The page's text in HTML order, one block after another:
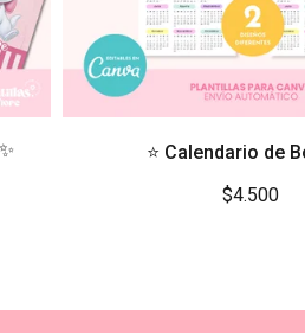
⭐ Calendario de
$4.500